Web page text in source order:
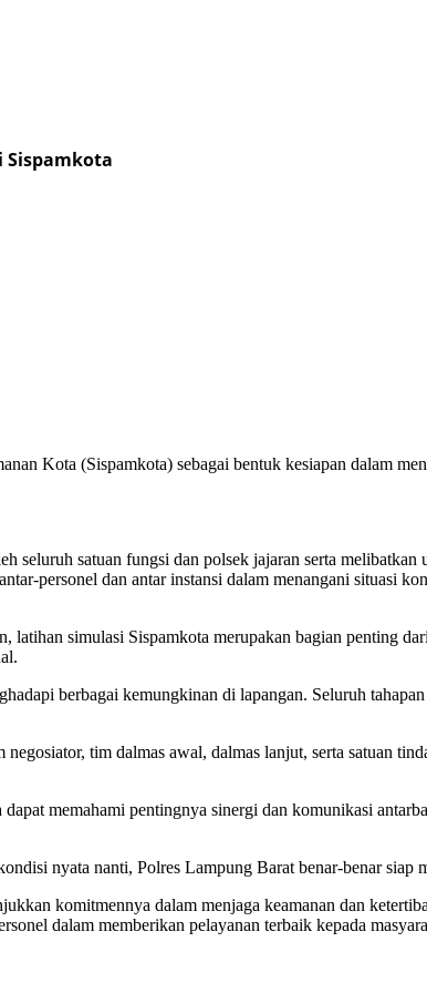
Sispamkota
Kota (Sispamkota) sebagai bentuk kesiapan dalam
seluruh satuan fungsi dan polsek jajaran serta
personel dan antar instansi dalam menangani situasi
simulasi Sispamkota merupakan bagian penting
berbagai kemungkinan di lapangan. Seluruh
tim dalmas awal, dalmas lanjut, serta satuan
memahami pentingnya sinergi dan komunikasi
nyata nanti, Polres Lampung Barat benar-benar siap
komitmennya dalam menjaga keamanan dan
dalam memberikan pelayanan terbaik kepada